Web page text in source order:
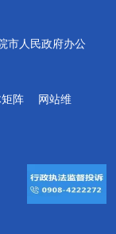
市人民政府办公
阵
网站维